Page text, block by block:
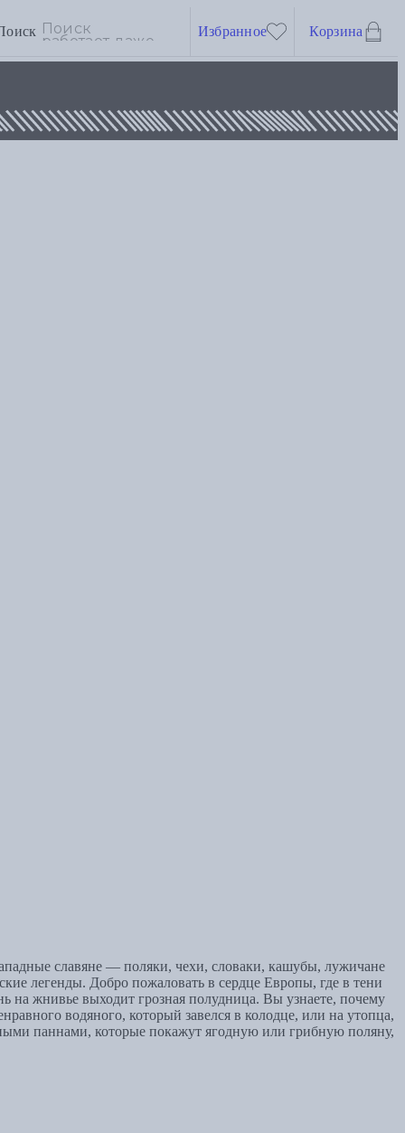
Избранное Корзина
славяне — поляки, чехи, словаки, кашубы, лужичане
легенды. Добро пожаловать в сердце Европы, где в тени
на жнивье выходит грозная полудница. Вы узнаете, почему
водяного, который завелся в колодце, или на утопца,
паннами, которые покажут ягодную или грибную поляну,